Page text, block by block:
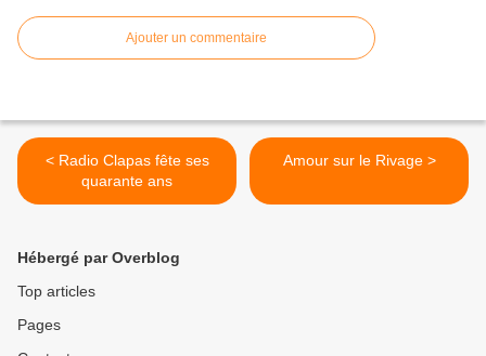
Ajouter un commentaire
< Radio Clapas fête ses
quarante ans
Amour sur le Rivage >
Hébergé par Overblog
Top articles
Pages